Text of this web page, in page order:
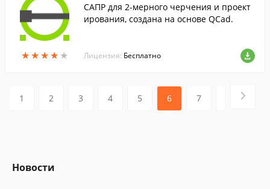
★★★★ ★
★★★★ ★
САПР для 2-мерного черчения и проект
ирования, создана на основе QCad.
Лицензия: Бесплатно
1 2 3 4 5 6 7
Новости